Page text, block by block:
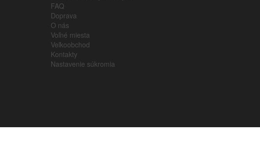
FAQ
Doprava
O nás
Voľné miesta
Veľkoobchod
Kontakty
Nastavenie súkromia